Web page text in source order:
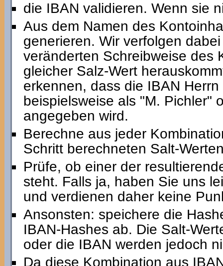
die IBAN validieren. Wenn sie
Aus dem Namen des
generieren. Wir verfolgen
veränderten Schreibweise des
gleicher Salz-Wert
erkennen, dass die IBAN
beispielsweise als "M. Pichler"
angegeben wird.
Berechne aus jeder
Schritt berechneten Salt-
Prüfe, ob einer der
steht. Falls ja, haben Sie uns
und verdienen daher keine
Ansonsten: speichere die
IBAN-Hashes ab. Die Salt-
oder die IBAN werden jedoch
Da diese Kombination aus